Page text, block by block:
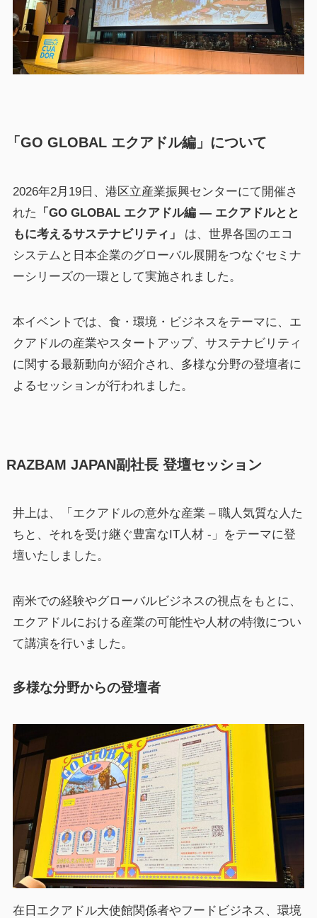
「GO GLOBAL エクアドル編」について
2026年2月19日、港区立産業振興センターにて開催さ
れた
「GO GLOBAL エクアドル編 ― エクアドルとと
もに考えるサステナビリティ」
は、世界各国のエコ
システムと日本企業のグローバル展開をつなぐセミナ
ーシリーズの一環として実施されました。
本イベントでは、食・環境・ビジネスをテーマに、エ
クアドルの産業やスタートアップ、サステナビリティ
に関する最新動向が紹介され、多様な分野の登壇者に
よるセッションが行われました。
RAZBAM JAPAN副社長 登壇セッション
井上は、「エクアドルの意外な産業 – 職人気質な人た
ちと、それを受け継ぐ豊富なIT人材 -」をテーマに登
壇いたしました。
南米での経験やグローバルビジネスの視点をもとに、
エクアドルにおける産業の可能性や人材の特徴につい
て講演を行いました。
多様な分野からの登壇者
在日エクアドル大使館関係者やフードビジネス、環境